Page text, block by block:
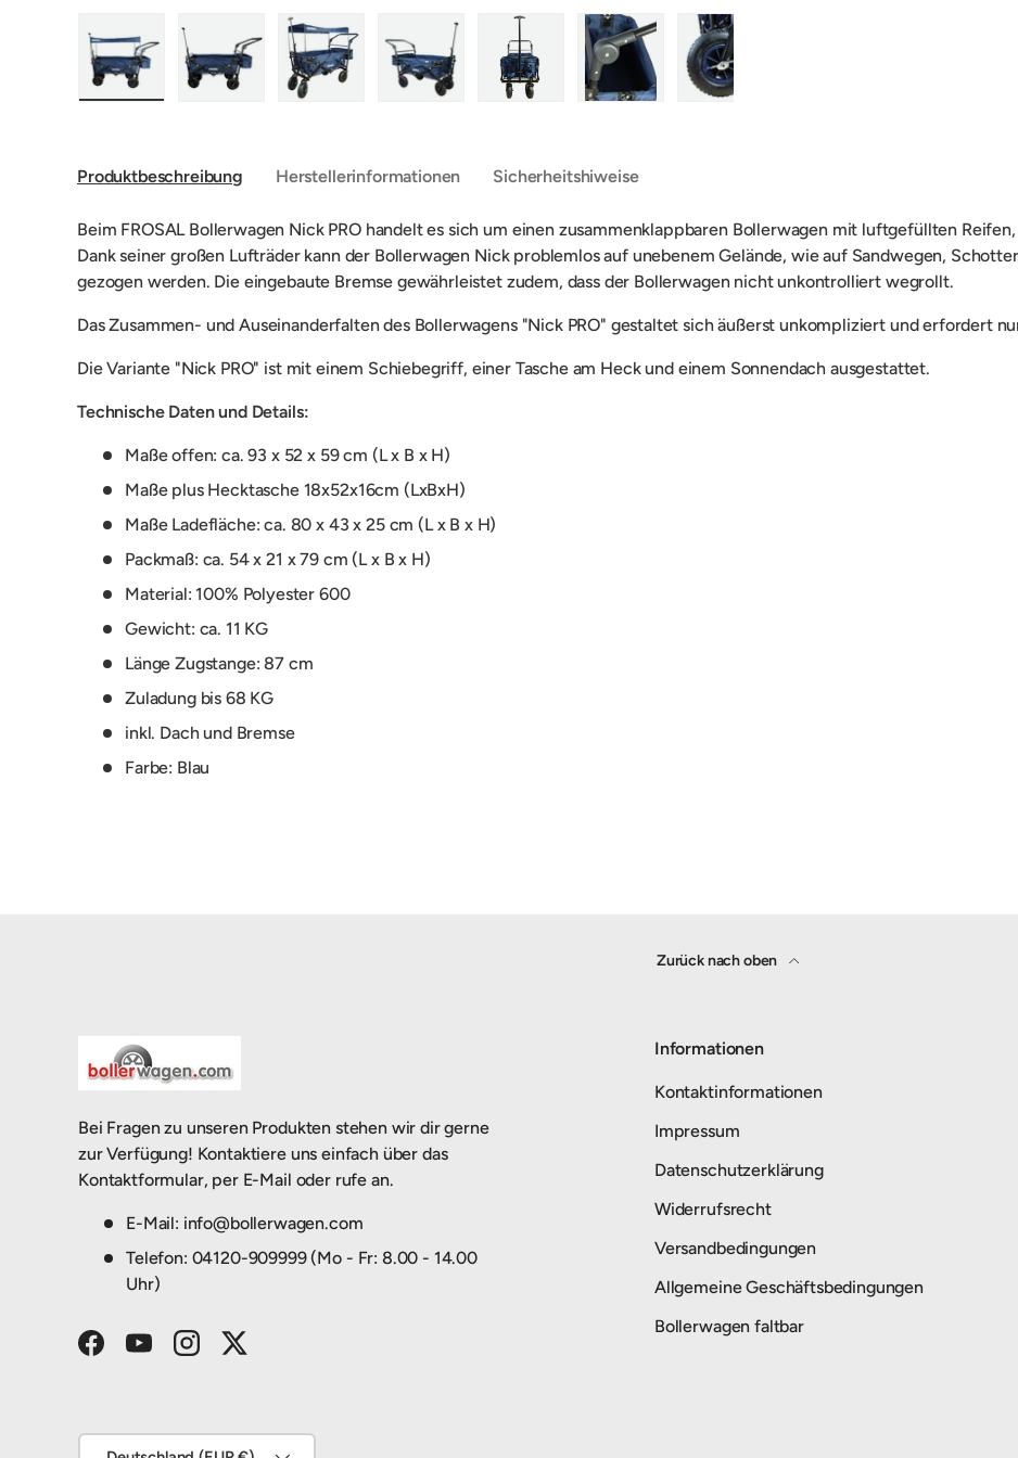
Produktbeschreibung Herstellerinformationen Sicherheitshiweise
Beim FROSAL Bollerwagen Nick PRO handelt es sich um einen zusammenklappbaren Bollerwagen mit luftgefüllten
Dank seiner großen Lufträder kann der Bollerwagen Nick problemlos auf unebenem Gelände, wie auf Sandwegen,
gezogen werden. Die eingebaute Bremse gewährleistet zudem, dass der Bollerwagen nicht unkontrolliert wegrollt.
Das Zusammen- und Auseinanderfalten des Bollerwagens "Nick PRO" gestaltet sich äußerst unkompliziert und erfordert
Die Variante "Nick PRO" ist mit einem Schiebegriff, einer Tasche am Heck und einem Sonnendach ausgestattet.
Technische Daten und Details:
Maße offen: ca. 93 x 52 x 59 cm (L x B x H)
Maße plus Hecktasche 18x52x16cm (LxBxH)
Maße Ladefläche: ca. 80 x 43 x 25 cm (L x B x H)
Packmaß: ca. 54 x 21 x 79 cm (L x B x H)
Material: 100% Polyester 600
Gewicht: ca. 11 KG
Länge Zugstange: 87 cm
Zuladung bis 68 KG
inkl. Dach und Bremse
Farbe: Blau
Zurück nach oben
Bei Fragen zu unseren Produkten stehen wir dir gerne
zur Verfügung! Kontaktiere uns einfach über das
Kontaktformular, per E-Mail oder rufe an.
E-Mail: info@bollerwagen.com
Telefon: 04120-909999 (Mo - Fr: 8.00 - 14.00
Uhr)
FacebookYouTubeInstagramTwitter
Informationen
Kontaktinformationen
Impressum
Datenschutzerklärung
Widerrufsrecht
Versandbedingungen
Allgemeine Geschäftsbedingungen
Bollerwagen faltbar